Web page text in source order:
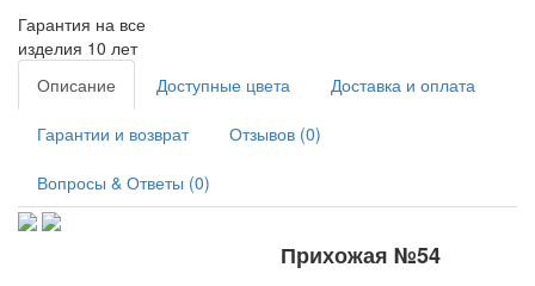
Гарантия на все
изделия 10 лет
Описание
Доступные цвета Доставка и оплата
Гарантии и возврат Отзывов (0)
Вопросы & Ответы (0)
Прихожая №54